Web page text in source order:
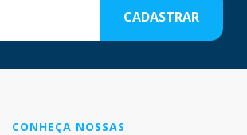
CADASTRAR
CONHEÇA NOSSAS